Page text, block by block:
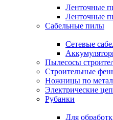
Ленточные
Ленточные
Сабельные пилы
Сетевые
Пылесосы
Строительные
Ножницы по
Электрические
Рубанки
Для